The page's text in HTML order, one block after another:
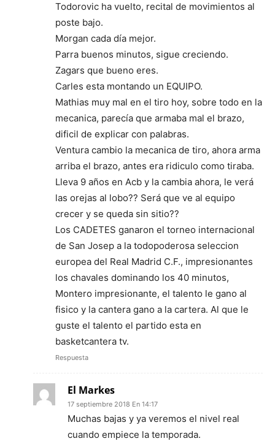
Todorovic ha vuelto, recital de movimientos al
poste bajo.
Morgan cada día mejor.
Parra buenos minutos, sigue creciendo.
Zagars que bueno eres.
Carles esta montando un EQUIPO.
Mathias muy mal en el tiro hoy, sobre todo en la
mecanica, parecía que armaba mal el brazo,
dificil de explicar con palabras.
Ventura cambio la mecanica de tiro, ahora arma
arriba el brazo, antes era ridiculo como tiraba.
Lleva 9 años en Acb y la cambia ahora, le verá
las orejas al lobo?? Será que ve al equipo
crecer y se queda sin sitio??
Los CADETES ganaron el torneo internacional
de San Josep a la todopoderosa seleccion
europea del Real Madrid C.F., impresionantes
los chavales dominando los 40 minutos,
Montero impresionante, el talento le gano al
fisico y la cantera gano a la cartera. Al que le
guste el talento el partido esta en
basketcantera tv.
Respuesta
El Markes
17 septiembre 2018 En 14:17
Muchas bajas y ya veremos el nivel real
cuando empiece la temporada.